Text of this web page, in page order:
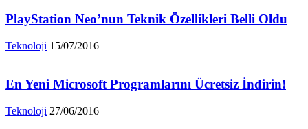
PlayStation Neo’nun Teknik Özellikleri Belli Oldu
Teknoloji 15/07/2016
En Yeni Microsoft Programlarını Ücretsiz İndirin!
Teknoloji 27/06/2016